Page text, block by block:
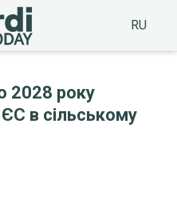
RU
2028 року
в сільському